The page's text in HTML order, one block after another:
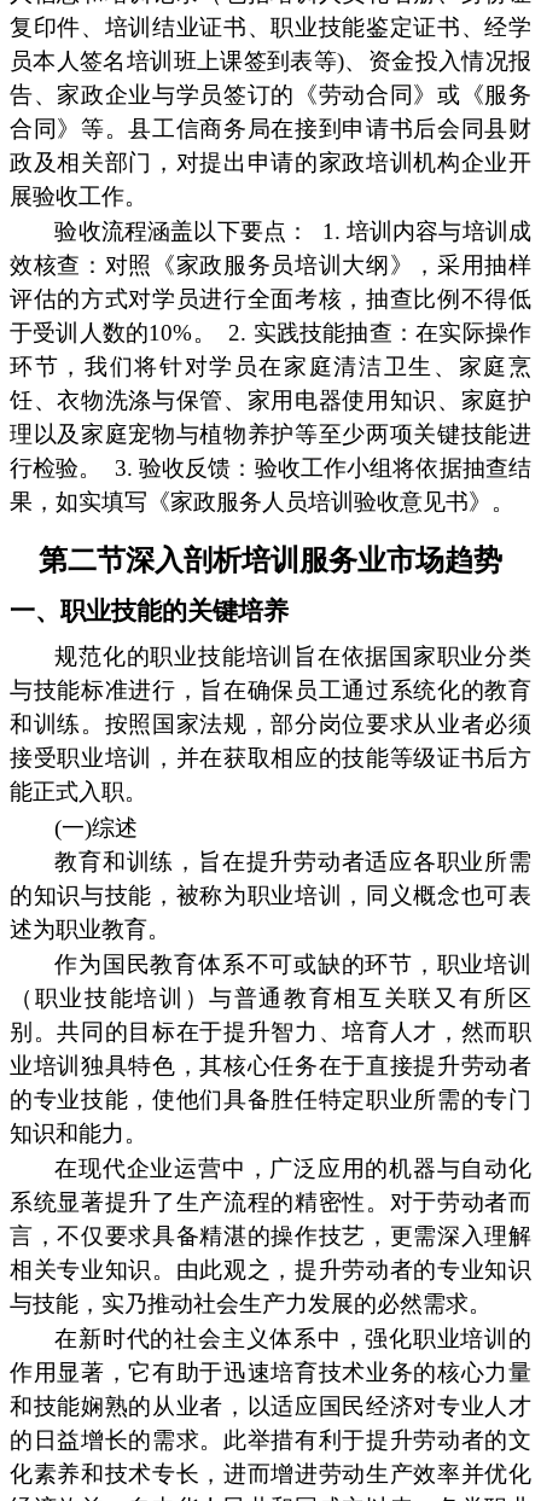
复印件、培训结业证书、职业技能鉴定证书、经学
员本人签名培训班上课签到表等)、资金投入情况报
告、家政企业与学员签订的《劳动合同》或《服务
合同》等。县工信商务局在接到申请书后会同县财
政及相关部门，对提出申请的家政培训机构企业开
展验收工作。
验收流程涵盖以下要点：
1. 培训内容与培训成
效核查：对照《家政服务员培训大纲》，采用抽样
评估的方式对学员进行全面考核，抽查比例不得低
于受训人数的10%。
2. 实践技能抽查：在实际操作
环节，我们将针对学员在家庭清洁卫生、家庭烹
饪、衣物洗涤与保管、家用电器使用知识、家庭护
理以及家庭宠物与植物养护等至少两项关键技能进
行检验。
3. 验收反馈：验收工作小组将依据抽查结
果，如实填写《家政服务人员培训验收意见书》。
第二节深入剖析培训服务业市场趋势
一、职业技能的关键培养
规范化的职业技能培训旨在依据国家职业分类
与技能标准进行，旨在确保员工通过系统化的教育
和训练。按照国家法规，部分岗位要求从业者必须
接受职业培训，并在获取相应的技能等级证书后方
能正式入职。
(一)综述
教育和训练，旨在提升劳动者适应各职业所需
的知识与技能，被称为职业培训，同义概念也可表
述为职业教育。
作为国民教育体系不可或缺的环节，职业培训
（职业技能培训）与普通教育相互关联又有所区
别。共同的目标在于提升智力、培育人才，然而职
业培训独具特色，其核心任务在于直接提升劳动者
的专业技能，使他们具备胜任特定职业所需的专门
知识和能力。
在现代企业运营中，广泛应用的机器与自动化
系统显著提升了生产流程的精密性。对于劳动者而
言，不仅要求具备精湛的操作技艺，更需深入理解
相关专业知识。由此观之，提升劳动者的专业知识
与技能，实乃推动社会生产力发展的必然需求。
在新时代的社会主义体系中，强化职业培训的
作用显著，它有助于迅速培育技术业务的核心力量
和技能娴熟的从业者，以适应国民经济对专业人才
的日益增长的需求。此举措有利于提升劳动者的文
化素养和技术专长，进而增进劳动生产效率并优化